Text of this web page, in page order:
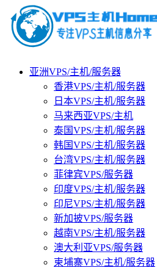
亚洲VPS/主机/服务器
香港VPS/主机/服务器
日本VPS/主机/服务器
马来西亚VPS/主机
泰国VPS/主机/服务器
韩国VPS/主机/服务器
台湾VPS/主机/服务器
菲律宾VPS/服务器
印度VPS/主机/服务器
印尼VPS/主机/服务器
新加披VPS/服务器
越南VPS/主机/服务器
澳大利亚VPS/服务器
柬埔寨VPS/主机/服务器